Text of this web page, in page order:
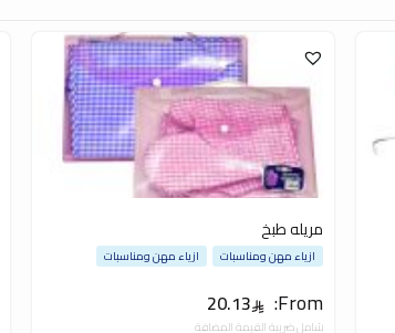
مريله طبخ
From:
20.13
ازياء مهن ومناسبات ازياء مهن ومناسبات
شامل ضريبة القيمة المضافة